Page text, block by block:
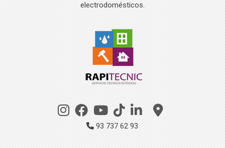
electrodomésticos.
93 737 62 93